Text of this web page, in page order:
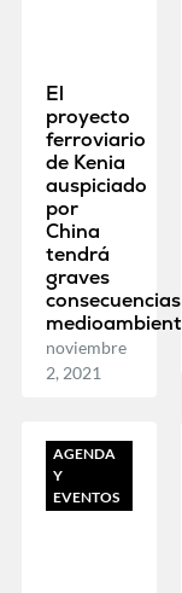
El
proyecto
ferroviario
de Kenia
auspiciado
por
China
tendrá
graves
consecuencias
noviembre
2, 2021
AGENDA
Y
EVENTOS